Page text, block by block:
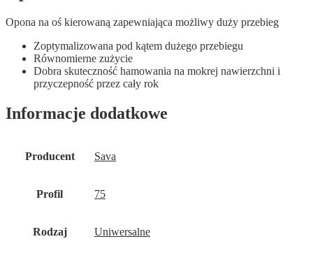
Opona na oś kierowaną zapewniająca możliwy duży przebieg
Zoptymalizowana pod kątem dużego przebiegu
Równomierne zużycie
Dobra skuteczność hamowania na mokrej nawierzchni i
przyczepność przez cały rok
Informacje dodatkowe
Producent Sava
Profil 75
Rodzaj Uniwersalne